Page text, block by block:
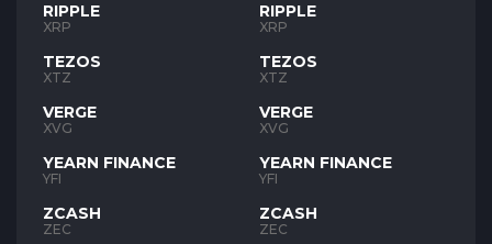
RIPPLE
XRP
TEZOS
XTZ
VERGE
XVG
YEARN FINANCE
YFI
ZCASH
ZEC
RIPPLE
XRP
TEZOS
XTZ
VERGE
XVG
YEARN FINANCE
YFI
ZCASH
ZEC